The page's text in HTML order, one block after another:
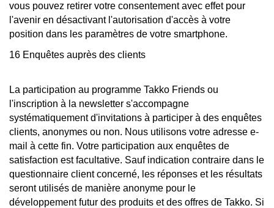
vous pouvez retirer votre consentement avec effet pour
l'avenir en désactivant l'autorisation d'accès à votre
position dans les paramètres de votre smartphone.
16 Enquêtes auprès des clients
La participation au programme Takko Friends ou
l'inscription à la newsletter s'accompagne
systématiquement d'invitations à participer à des enquêtes
clients, anonymes ou non. Nous utilisons votre adresse e-
mail à cette fin. Votre participation aux enquêtes de
satisfaction est facultative. Sauf indication contraire dans le
questionnaire client concerné, les réponses et les résultats
seront utilisés de manière anonyme pour le
développement futur des produits et des offres de Takko. Si